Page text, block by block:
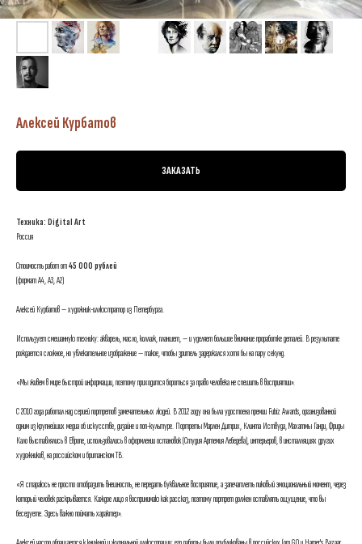
Алексей Курбатов
ЗАКАЗАТЬ
Техника: Digital Art
Россия
Стоимость работ от45 000 рублей
(формат А4, А3, А2)
Алексей Курбатов — художник-иллюстратор из Петербурга.
Использует смешанную технику: акварель, масло, коллаж, планшет, — и уделяет большое внимание проработке деталей. В результате
рождается сложное, но увлекательное изображение — такое, чтобы зритель задержался хотя бы на пару секунд.
«Мы живем в мире быстрой информации, поэтому приходится бороться за право человека не спешить в восприятии».
С 2010 года работал над серией портретов замечательных людей. В 2012 году она была удостоена премии Fubiz Awards, организованной
одним из крупнейших медиа об искусстве, дизайне и поп-культуре. Портреты Марлен Дитрих, Клинта Иствуда, Махатмы Ганди, Фриды
Кало выставлялись в Европе, использовались в оформлении остановок (Студия Артемия Лебедева), интерьеров, в инсталляциях других
художников, на российском и британском ТВ.
«Я стараюсь не просто отобразить внешность, не передать буквальное восприятие, а запечатлеть пиковый эмоциональный момент, через
который человек раскрывается. Каждое лицо я воспринимаю как рассказ, поэтому портрет должен оставлять ощущение, что вы
беседуете. Здесь важно поймать характер».